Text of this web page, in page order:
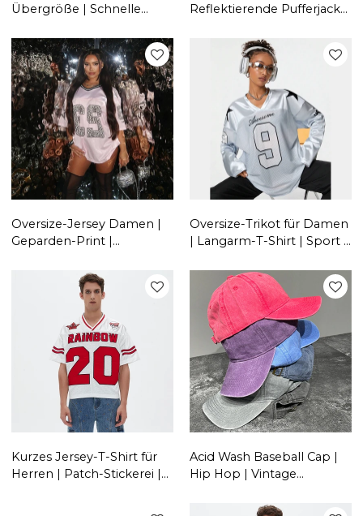
Übergröße | Schnelle
aus 100 % Baumwolle |
Anpassbare leere T-Shirts
mit Logo
Reflektierende Pufferjacke
Kapuze | Reißverschluss |
Custom Streetwear
Hersteller
Oversize-Jersey Damen |
Geparden-Print |
Oversize-Trikot für Damen
| Langarm-T-Shirt | Sport |
Streetwear-
Bekleidungslieferant
Kurzes Jersey-T-Shirt für
Herren | Patch-Stickerei |
Acid Wash Baseball Cap |
Hip Hop | Vintage
Unisex | Streetwear